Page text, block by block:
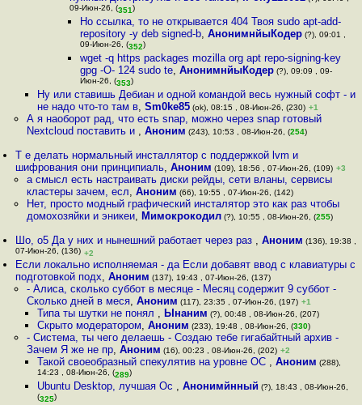
09-Июн-26, (351)
Но ссылка, то не открывается 404 Твоя sudo apt-add-
repository -y deb signed-b,АнонимнйыКодер (?), 09:01 ,
09-Июн-26, (352)
wget -q https packages mozilla org apt repo-signing-key
gpg -O- 124 sudo te,АнонимнйыКодер (?), 09:09 , 09-
Июн-26, (353)
Ну или ставишь Дебиан и одной командой весь нужный софт - и
не надо что-то там в, Sm0ke85(ok), 08:15 , 08-Июн-26, (230) +1
А я наоборот рад, что есть snap, можно через snap готовый
Nextcloud поставить и , Аноним (243), 10:53 , 08-Июн-26, (254)
Т е делать нормальный инсталлятор с поддержкой lvm и
шифрования они принципиаль,Аноним (109), 18:56 , 07-Июн-26, (109) +3
а смысл есть настраивать диски рейды, сети вланы, сервисы
кластеры зачем, есл, Аноним (66), 19:55 , 07-Июн-26, (142)
Нет, просто модный графический инсталятор это как раз чтобы
домохозяйки и эникеи, Мимокрокодил(?), 10:55 , 08-Июн-26, (255)
Шо, о5 Да у них и нынешний работает через раз ,Аноним (136), 19:38 ,
07-Июн-26, (136) +2
Если локально исполняемая - да Если добавят ввод с клавиатуры с
подготовкой подх,Аноним (137), 19:43 , 07-Июн-26, (137)
- Алиса, сколько суббот в месяце - Месяц содержит 9 суббот -
Сколько дней в меся, Аноним (117), 23:35 , 07-Июн-26, (197) +1
Типа ты шутки не понял , Ынаним (?), 00:48 , 08-Июн-26, (207)
Скрыто модератором, Аноним (233), 19:48 , 08-Июн-26, (330)
- Система, ты чего делаешь - Создаю тебе гигабайтный архив -
Зачем Я же не пр, Аноним (16), 00:23 , 08-Июн-26, (202) +2
Такой своеобразный спекулятив на уровне ОС , Аноним (288),
14:23 , 08-Июн-26, (289)
Ubuntu Desktop, лучшая Ос , Анонимйнный (?), 18:43 , 08-Июн-26,
(325)